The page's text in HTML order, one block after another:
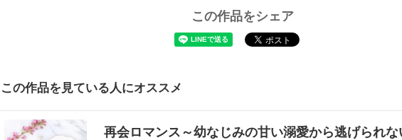
この作品をシェア
この作品を見ている人にオススメ
再会ロマンス～幼なじみの甘い溺愛から逃げられな